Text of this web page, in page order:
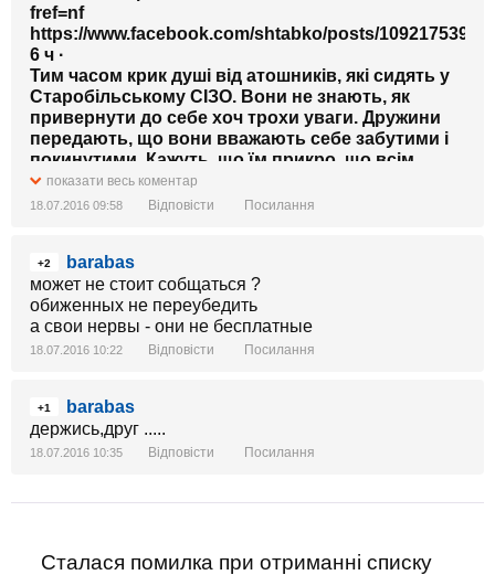
fref=nf
https://www.facebook.com/shtabko/posts/
6 ч ·
Тим часом крик душі від атошників, які сидять у
Старобільському СІЗО. Вони не знають, як
привернути до себе хоч трохи уваги. Дружини
передають, що вони вважають себе забутими і
покинутими. Кажуть, що їм прикро, що всім
похрін на те, що вони здебільша не мають
адвокатів, не мають підтримки.Водночас
програма СБУ "повернись додому". Також
відпустили сєпара, якого вони, ті шо сидять,
свого часу впіймали.
Охрініваю(
показати весь коментар
18.07.2016 09:58 Відповісти Посилання
+2
barabas
может не стоит собщаться ?
обиженных не переубедить
а свои нервы - они не бесплатные
18.07.2016 10:22 Відповісти Посилання
+1
barabas
держись,друг .....
18.07.2016 10:35 Відповісти Посилання
Сталася помилка при отриманні списку